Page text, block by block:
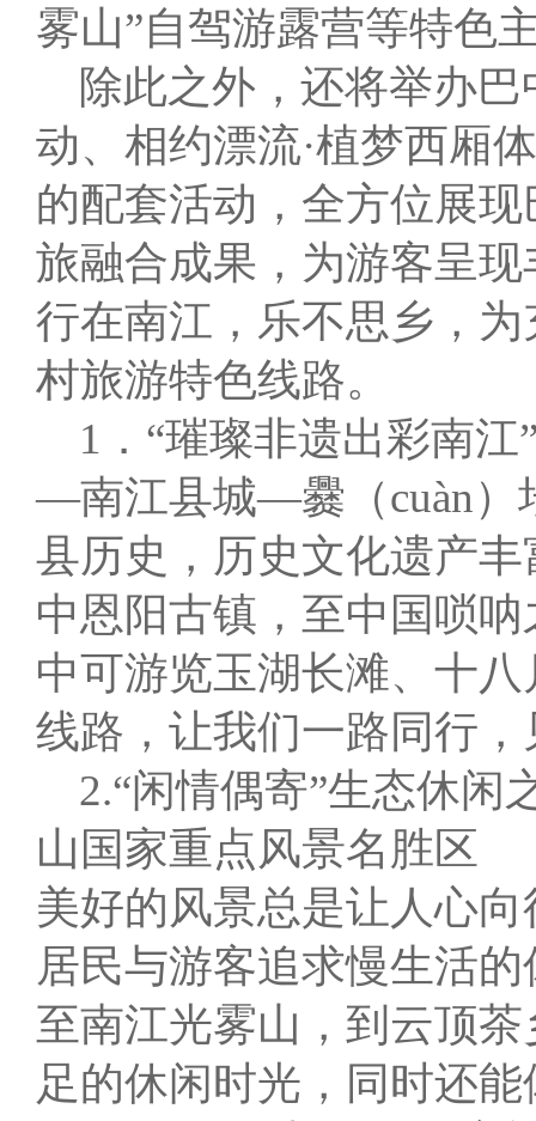
雾山”自驾游露营等特色
除此之外，还将举办巴
动、相约漂流·植梦西厢
的配套活动，全方位展
旅融合成果，为游客呈
行在南江，乐不思乡，
村旅游特色线路。
1．“璀璨非遗出彩南
—南江县城—爨（cuàn）
县历史，历史文化遗产
中恩阳古镇，至中国唢
中可游览玉湖长滩、十
线路，让我们一路同行
2.“闲情偶寄”生态休
山国家重点风景名胜区
美好的风景总是让人心
居民与游客追求慢生活
至南江光雾山，到云顶
足的休闲时光，同时还